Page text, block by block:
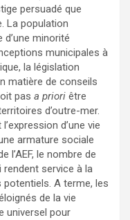
persuadé que
La population
minorité
municipales à
la législation
matière de conseils
pas a priori être
d’outre-mer.
d’une vie
armature sociale
l’AEF, le nombre de
rendent service à la
A terme, les
de la vie
universel pour